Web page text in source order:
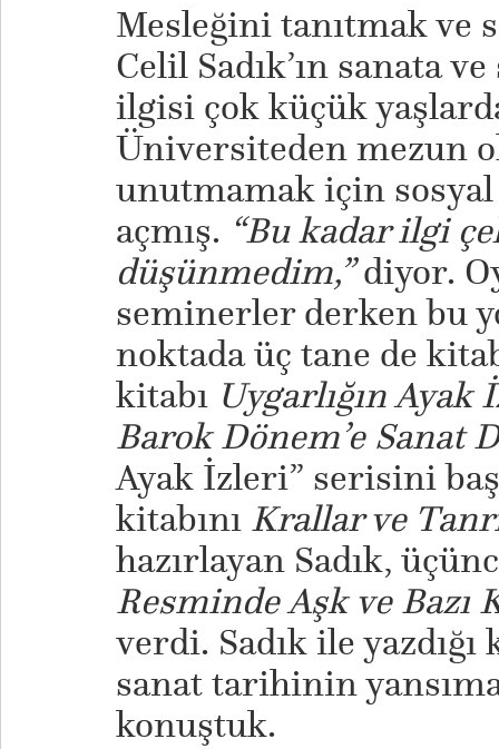
Mesleğini tanıtmak ve
Celil Sadık’ın sanata
ilgisi çok küçük
Üniversiteden mezun
unutmamak için
açmış. “Bu kadar ilgi
düşünmedim,”diyor.
seminerler derken bu
noktada üç tane de
kitabı Uygarlığın Ayak
Barok Dönem’e Sanat
Ayak İzleri” serisini
kitabını Krallar ve
hazırlayan Sadık,
Resminde Aşk ve
verdi. Sadık ile
sanat tarihinin
konuştuk.